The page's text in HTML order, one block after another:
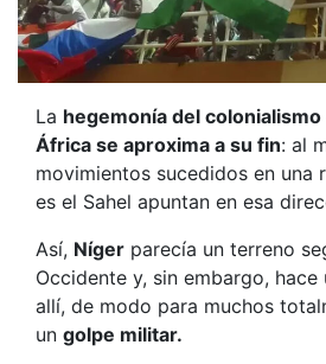
La hegemonía del
África se aproxima a su fin: al
movimientos sucedidos en una
es el Sahel apuntan en esa
Así, Níger parecía un terreno
Occidente y, sin embargo,
allí, de modo para muchos
un golpe militar.